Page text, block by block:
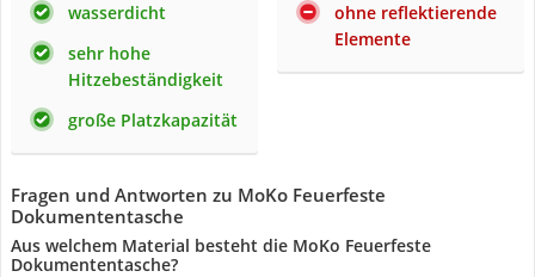
wasserdicht
sehr hohe
Hitzebeständigkeit
große Platzkapazität
ohne reflektierende
Elemente
Fragen und Antworten zu MoKo Feuerfeste
Dokumententasche
Aus welchem Material besteht die MoKo Feuerfeste
Dokumententasche?